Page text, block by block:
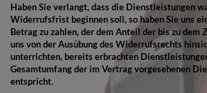
Haben Sie verlangt, dass die Dienstleistungen
Widerrufsfrist beginnen soll, so haben Sie uns
Betrag zu zahlen, der dem Anteil der bis zu dem
uns von der Ausübung des Widerrufsrechts
unterrichten, bereits erbrachten
Gesamtumfang der im Vertrag vorgesehenen
entspricht.